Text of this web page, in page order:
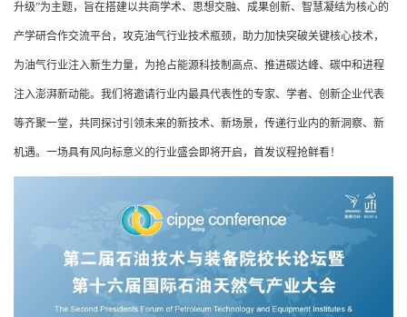
升级”为主题，旨在搭建以共商学术、思想交融、成果创新、智慧凝结为核心的
产学研合作交流平台，攻克油气行业技术瓶颈，助力加快突破关键核心技术，
为油气行业注入新生力量，为抢占能源科技制高点、推进碳达峰、碳中和进程
注入澎湃新动能。我们将邀请行业内最具代表性的专家、学者、创新企业代表
等齐聚一堂，共同探讨引领未来的新技术、新场景，传递行业内的新洞察、新
机遇。一场具有风向标意义的行业盛会即将开启，首发议程抢鲜看！